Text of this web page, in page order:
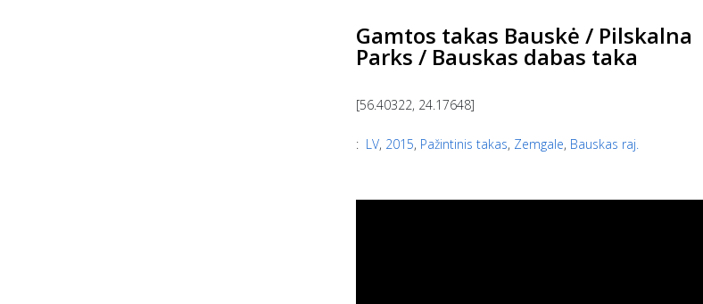
Gamtos takas Bauskė / Pilskalna
Parks / Bauskas dabas taka
[56.40322, 24.17648]
: LV, 2015, Pažintinis takas, Zemgale, Bauskas raj.